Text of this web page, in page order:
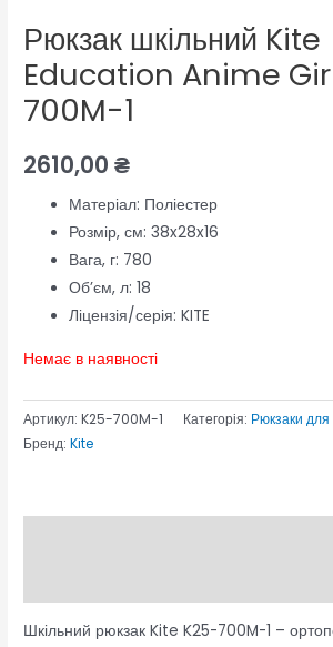
Рюкзак шкільний Kite
Education Anime
700M-1
2610,00₴
Матеріал: Поліестер
Розмір, см:38x28x16
Вага, г: 780
Об’єм, л:18
Ліцензія/серія:KITE
Немає в наявності
Артикул:K25-700M-1 Категорія: Рюкзаки для
Бренд:Kite
Шкільний рюкзак Kite K25-700M-1 –